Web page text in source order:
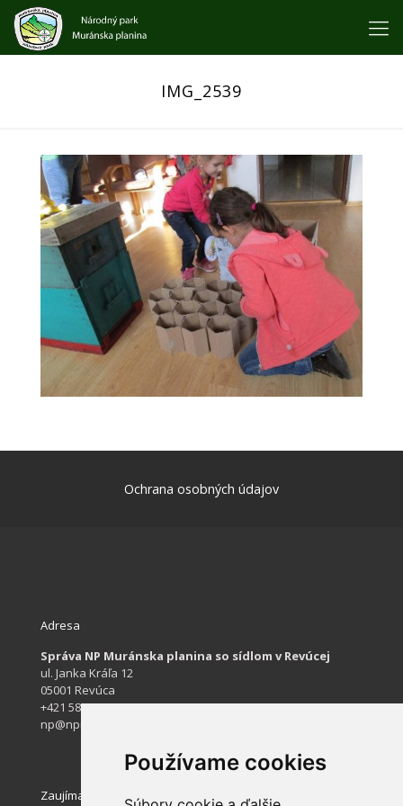
Používame cookies
IMG_2539
Ochrana osobných údajov
Adresa
Správa NP Muránska planina so sídlom v Revúcej
ul. Janka Kráľa 12
05001 Revúca
+421 584 422 061
np@npmuranskaplanina.sk
Zaujímavé stránky